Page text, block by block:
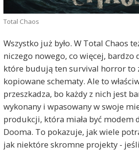
Total Chaos
Wszystko już było. W Total Chaos
niczego nowego, co więcej, bardzo
które budują ten survival horror to
kopiowane schematy. Ale to
przeszkadza, bo każdy z nich jest
wykonany i wpasowany w swoje
produkcji, która miała być modem
Dooma. To pokazuje, jak wiele
jak niektóre skromne projekty -